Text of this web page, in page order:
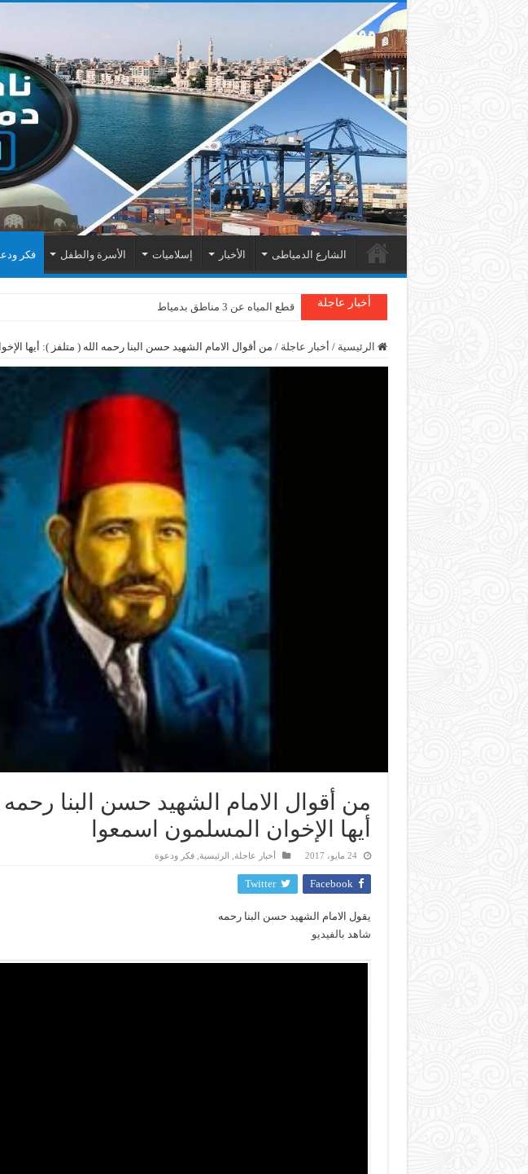
الشارع الدمياطى الأخبار إسلاميات الأسرة والطفل فكر
أخبار عاجلة قطع المياه عن 3 مناطق بدمياط
الرئيسية / أخبار عاجلة / من أقوال الامام الشهيد حسن البنا رحمه الله ( متلفز ): أيها
من أقوال الامام الشهيد حسن البنا رحمه
أيها الإخوان المسلمون اسمعوا
24 مايو، 2017 أخبار عاجلة الرئيسية ,فكر ودعوة
Facebook
Twitter
يقول الامام الشهيد حسن البنا رحمه
شاهد بالفيديو